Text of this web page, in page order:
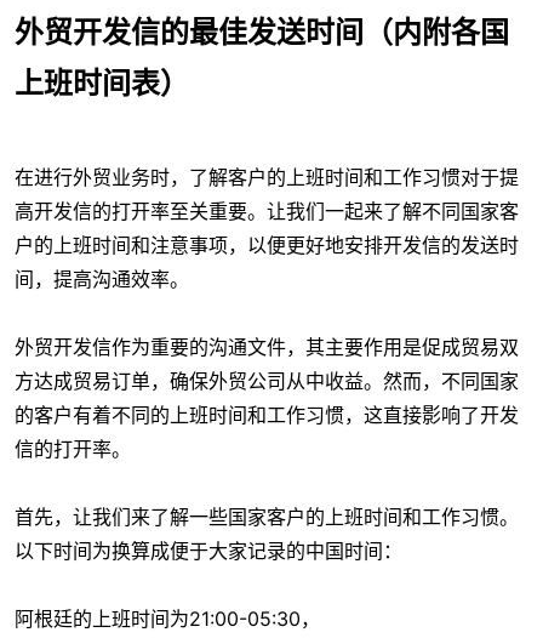
外贸开发信的最佳发送时间（内附各国
上班时间表）
在进行外贸业务时，了解客户的上班时间和工作习惯对于提
高开发信的打开率至关重要。让我们一起来了解不同国家客
户的上班时间和注意事项，以便更好地安排开发信的发送时
间，提高沟通效率。
外贸开发信作为重要的沟通文件，其主要作用是促成贸易双
方达成贸易订单，确保外贸公司从中收益。然而，不同国家
的客户有着不同的上班时间和工作习惯，这直接影响了开发
信的打开率。
首先，让我们来了解一些国家客户的上班时间和工作习惯。
以下时间为换算成便于大家记录的中国时间：
阿根廷的上班时间为21:00-05:30，